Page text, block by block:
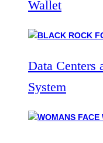
Wallet
Data Centers
System